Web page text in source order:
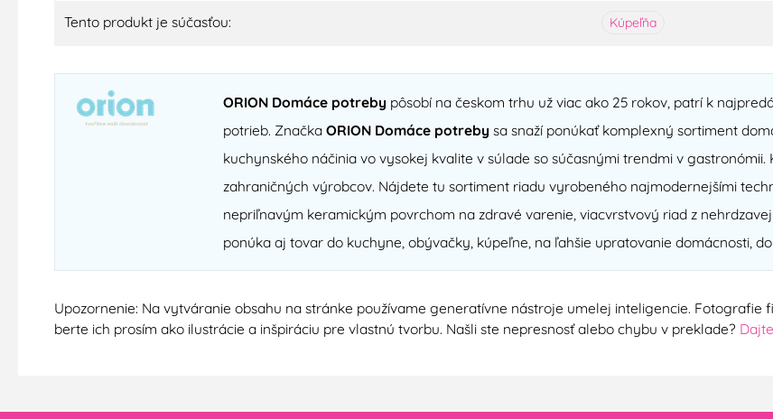
Tento produkt je súčasťou: Kúpeľňa
ORION Domáce potrebypôsobí na českom trhu už viac ako 25 rokov, patrí k
potrieb. Značka ORION Domáce potrebysa snaží ponúkať komplexný sortiment
kuchynského náčinia vo vysokej kvalite v súlade so súčasnými trendmi v
zahraničných výrobcov. Nájdete tu sortiment riadu vyrobeného najmodernejšími
nepriľnavým keramickým povrchom na zdravé varenie, viacvrstvový riad z
ponúka aj tovar do kuchyne, obývačky, kúpeľne, na ľahšie upratovanie domácnosti, do
Upozornenie: Na vytváranie obsahu na stránke používame generatívne nástroje umelej inteligencie.
berte ich prosím ako ilustrácie a inšpiráciu pre vlastnú tvorbu. Našli ste nepresnosť alebo chybu v preklade?